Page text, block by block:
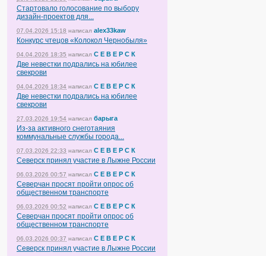
Стартовало голосование по выбору
дизайн-проектов для...
07.04.2026 15:18 написал alex33kaw
Конкурс чтецов «Колокол Чернобыля»
04.04.2026 18:35 написал С Е В Е Р С К
Две невестки подрались на юбилее
свекрови
04.04.2026 18:34 написал С Е В Е Р С К
Две невестки подрались на юбилее
свекрови
27.03.2026 19:54 написал барыга
Из-за активного снеготаяния
коммунальные службы города...
07.03.2026 22:33 написал С Е В Е Р С К
Северск принял участие в Лыжне России
06.03.2026 00:57 написал С Е В Е Р С К
Северчан просят пройти опрос об
общественном транспорте
06.03.2026 00:52 написал С Е В Е Р С К
Северчан просят пройти опрос об
общественном транспорте
06.03.2026 00:37 написал С Е В Е Р С К
Северск принял участие в Лыжне России